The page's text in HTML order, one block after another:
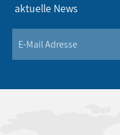
aktuelle News